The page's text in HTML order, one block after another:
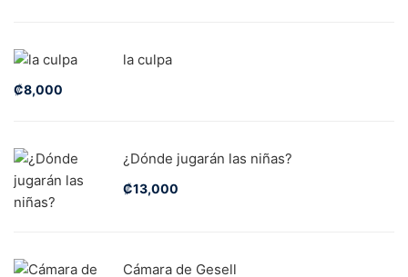
la culpa
₡8,000
¿Dónde jugarán las niñas?
₡13,000
Cámara de Gesell